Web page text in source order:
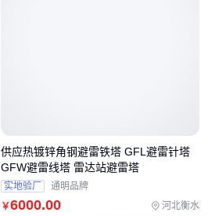
四、避雷塔安装后还
完整的防雷系统需要多层
防雷铜线
￥6000.00 河北衡水
供应热镀锌角钢避雷铁塔 GFL避雷针塔
GFW避雷线塔 雷达站避雷塔
实地验厂 通明品牌